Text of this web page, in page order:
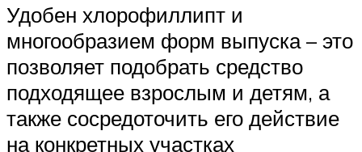
Удобен хлорофиллипт и
многообразием форм выпуска – это
позволяет подобрать средство
подходящее взрослым и детям, а
также сосредоточить его действие
на конкретных участках